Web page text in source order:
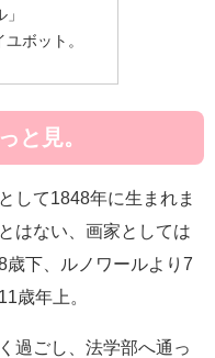
ボット。
と見。
して1848年に生まれま
はない、画家としては
下、ルノワールより7
歳年上。
過ごし、法学部へ通っ